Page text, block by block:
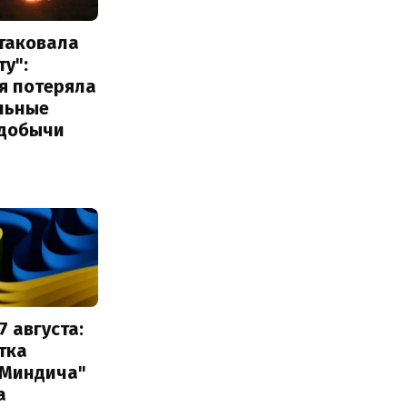
потеряла
августа: